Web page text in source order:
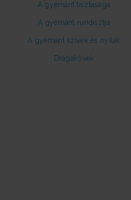
A gyémánt tisztasága
A gyémánt rundisztja
A gyémánt szívek és nyilak
Drágakövek